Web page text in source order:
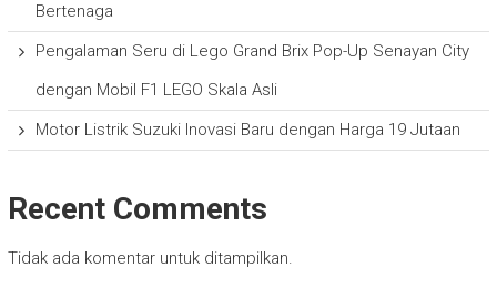
Bertenaga
Pengalaman Seru di Lego Grand Brix Pop-Up Senayan City
dengan Mobil F1 LEGO Skala Asli
Motor Listrik Suzuki Inovasi Baru dengan Harga 19 Jutaan
Recent Comments
Tidak ada komentar untuk ditampilkan.